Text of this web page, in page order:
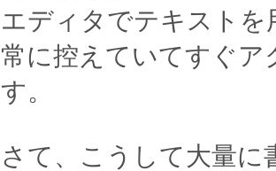
エディタでテキストを
常に控えていてすぐ
す。
さて、こうして大量